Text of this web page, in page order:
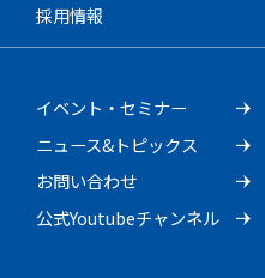
採用情報
イベント・セミナー
ニュース&トピックス
お問い合わせ
公式Youtubeチャンネル